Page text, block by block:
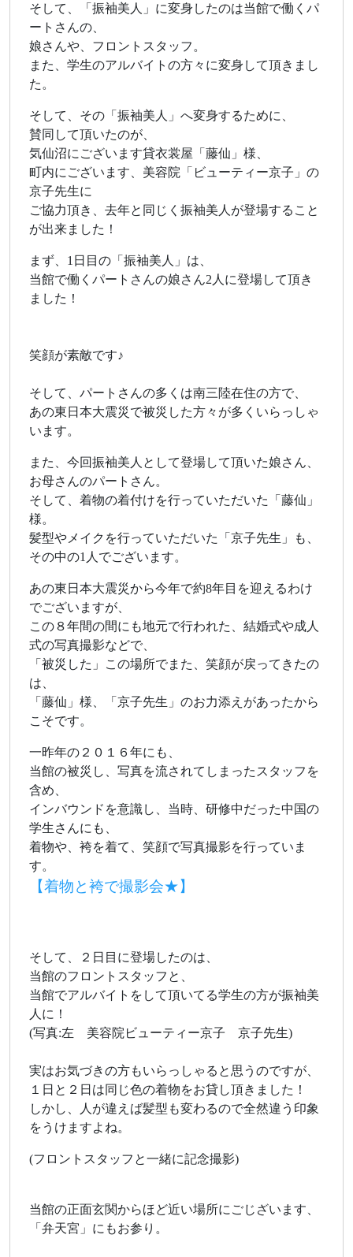
そして、「振袖美人」に変身したのは当館で働くパ
ートさんの、
娘さんや、フロントスタッフ。
また、学生のアルバイトの方々に変身して頂きまし
た。
そして、その「振袖美人」へ変身するために、
賛同して頂いたのが、
気仙沼にございます貸衣裳屋「藤仙」様、
町内にございます、美容院「ビューティー京子」の
京子先生に
ご協力頂き、去年と同じく振袖美人が登場すること
が出来ました！
まず、1日目の「振袖美人」は、
当館で働くパートさんの娘さん2人に登場して頂き
ました！
笑顔が素敵です♪
そして、パートさんの多くは南三陸在住の方で、
あの東日本大震災で被災した方々が多くいらっしゃ
います。
また、今回振袖美人として登場して頂いた娘さん、
お母さんのパートさん。
そして、着物の着付けを行っていただいた「藤仙」
様。
髪型やメイクを行っていただいた「京子先生」も、
その中の1人でございます。
あの東日本大震災から今年で約8年目を迎えるわけ
でございますが、
この８年間の間にも地元で行われた、結婚式や成人
式の写真撮影などで、
「被災した」この場所でまた、笑顔が戻ってきたの
は、
「藤仙」様、「京子先生」のお力添えがあったから
こそです。
一昨年の２０１６年にも、
当館の被災し、写真を流されてしまったスタッフを
含め、
インバウンドを意識し、当時、研修中だった中国の
学生さんにも、
着物や、袴を着て、笑顔で写真撮影を行っていま
す。
【着物と袴で撮影会★】
そして、２日目に登場したのは、
当館のフロントスタッフと、
当館でアルバイトをして頂いてる学生の方が振袖美
人に！
(写真:左 美容院ビューティー京子 京子先生)
実はお気づきの方もいらっしゃると思うのですが、
１日と２日は同じ色の着物をお貸し頂きました！
しかし、人が違えば髪型も変わるので全然違う印象
をうけますよね。
(フロントスタッフと一緒に記念撮影)
当館の正面玄関からほど近い場所にごじざいます、
「弁天宮」にもお参り。